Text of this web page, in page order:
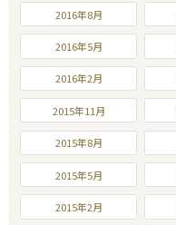
2016年8月
2016年5月
2016年2月
2015年11月
2015年8月
2015年5月
2015年2月